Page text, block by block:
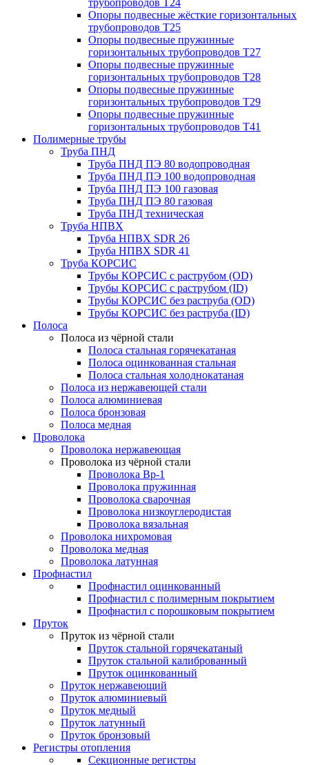
трубопроводов Т24
Опоры подвесные жёсткие горизонтальных
трубопроводов Т25
Опоры подвесные пружинные
горизонтальных трубопроводов Т27
Опоры подвесные пружинные
горизонтальных трубопроводов Т28
Опоры подвесные пружинные
горизонтальных трубопроводов Т29
Опоры подвесные пружинные
горизонтальных трубопроводов Т41
Полимерные трубы
Труба ПНД
Труба ПНД ПЭ 80 водопроводная
Труба ПНД ПЭ 100 водопроводная
Труба ПНД ПЭ 100 газовая
Труба ПНД ПЭ 80 газовая
Труба ПНД техническая
Труба НПВХ
Труба НПВХ SDR 26
Труба НПВХ SDR 41
Труба КОРСИС
Трубы КОРСИС с раструбом (OD)
Трубы КОРСИС с раструбом (ID)
Трубы КОРСИС без раструба (OD)
Трубы КОРСИС без раструба (ID)
Полоса
Полоса из чёрной стали
Полоса стальная горячекатаная
Полоса оцинкованная стальная
Полоса стальная холоднокатаная
Полоса из нержавеющей стали
Полоса алюминиевая
Полоса бронзовая
Полоса медная
Проволока
Проволока нержавеющая
Проволока из чёрной стали
Проволока Вр-1
Проволока пружинная
Проволока сварочная
Проволока низкоуглеродистая
Проволока вязальная
Проволока нихромовая
Проволока медная
Проволока латунная
Профнастил
Профнастил оцинкованный
Профнастил с полимерным покрытием
Профнастил с порошковым покрытием
Пруток
Пруток из чёрной стали
Пруток стальной горячекатаный
Пруток стальной калиброванный
Пруток оцинкованный
Пруток нержавеющий
Пруток алюминиевый
Пруток медный
Пруток латунный
Пруток бронзовый
Регистры отопления
Секционные регистры